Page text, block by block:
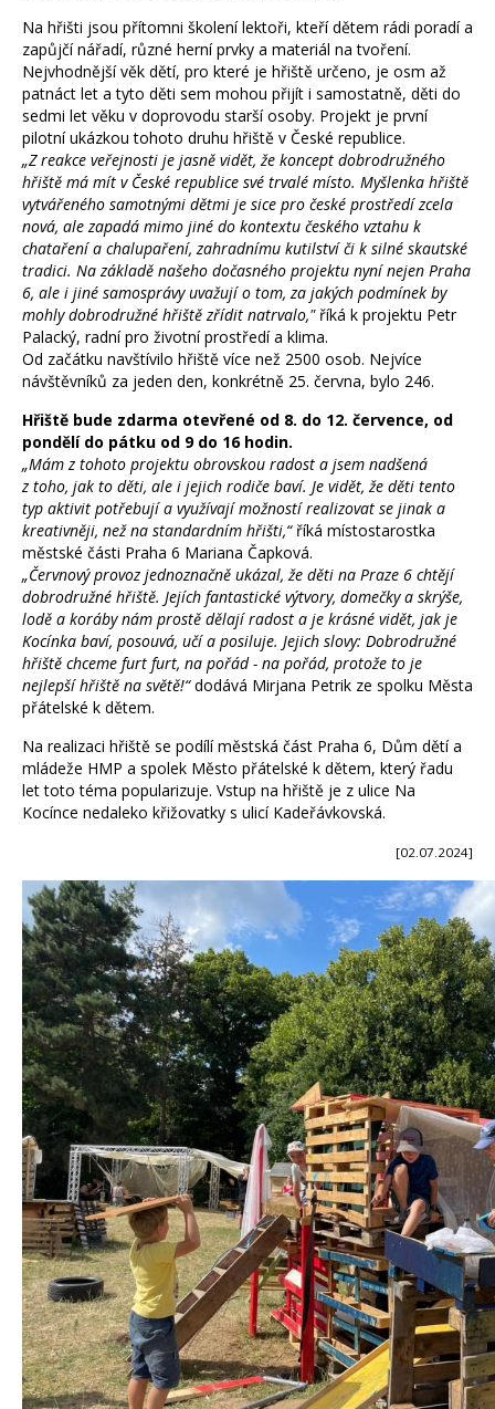
Na hřišti jsou přítomni školení lektoři, kteří dětem rádi poradí a
zapůjčí nářadí, různé herní prvky a materiál na tvoření.
Nejvhodnější věk dětí, pro které je hřiště určeno, je osm až
patnáct let a tyto děti sem mohou přijít i samostatně, děti do
sedmi let věku v doprovodu starší osoby. Projekt je první
pilotní ukázkou tohoto druhu hřiště v České republice.
„Z reakce veřejnosti je jasně vidět, že koncept dobrodružného
hřiště má mít v České republice své trvalé místo. Myšlenka hřiště
vytvářeného samotnými dětmi je sice pro české prostředí zcela
nová, ale zapadá mimo jiné do kontextu českého vztahu k
chataření a chalupaření, zahradnímu kutilství či k silné skautské
tradici. Na základě našeho dočasného projektu nyní nejen Praha
6, ale i jiné samosprávy uvažují o tom, za jakých podmínek by
mohly dobrodružné hřiště zřídit natrvalo," říká k projektu Petr
Palacký, radní pro životní prostředí a klima.
Od začátku navštívilo hřiště více než 2500 osob. Nejvíce
návštěvníků za jeden den, konkrétně 25. června, bylo 246.
Hřiště bude zdarma otevřené od 8. do 12. července, od
pondělí do pátku od 9 do 16 hodin.
„Mám z tohoto projektu obrovskou radost a jsem nadšená
z toho, jak to děti, ale i jejich rodiče baví. Je vidět, že děti tento
typ aktivit potřebují a využívají možností realizovat se jinak a
kreativněji, než na standardním hřišti,“říká místostarostka
městské části Praha 6 Mariana Čapková.
„Červnový provoz jednoznačně ukázal, že děti na Praze 6 chtějí
dobrodružné hřiště. Jejích fantastické výtvory, domečky a skrýše,
lodě a koráby nám prostě dělají radost a je krásné vidět, jak je
Kocínka baví, posouvá, učí a posiluje. Jejich slovy: Dobrodružné
hřiště chceme furt furt, na pořád - na pořád, protože to je
nejlepší hřiště na světě!“dodává Mirjana Petrik ze spolku Města
přátelské k dětem.
Na realizaci hřiště se podílí městská část Praha 6, Dům dětí a
mládeže HMP a spolek Město přátelské k dětem, který řadu
let toto téma popularizuje. Vstup na hřiště je z ulice Na
Kocínce nedaleko křižovatky s ulicí Kadeřávkovská.
[02.07.2024]